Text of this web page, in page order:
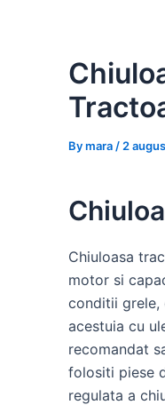
Bymara / 2
Chiuloasa
motor si
conditii grele,
acestuia cu
recomandat
folositi piese
regulata a